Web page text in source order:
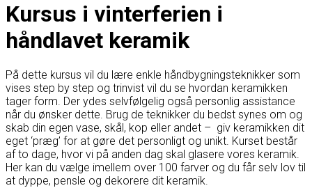
Kursus i vinterferien i
håndlavet keramik
På dette kursus vil du lære enkle håndbygningsteknikker som
vises step by step og trinvist vil du se hvordan keramikken
tager form. Der ydes selvfølgelig også personlig assistance
når du ønsker dette. Brug de teknikker du bedst synes om og
skab din egen vase, skål, kop eller andet – giv keramikken dit
eget ‘præg’ for at gøre det personligt og unikt. Kurset består
af to dage, hvor vi på anden dag skal glasere vores keramik.
Her kan du vælge imellem over 100 farver og du får selv lov til
at dyppe, pensle og dekorere dit keramik.